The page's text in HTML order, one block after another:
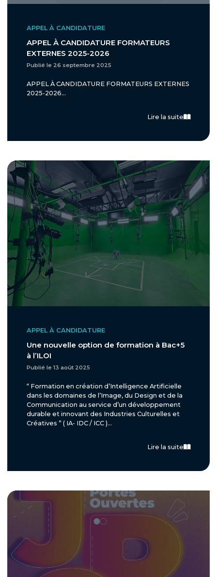
APPEL À CANDIDATURE
APPEL À CANDIDATURE FORMATEURS
EXTERNES 2025-2026
Publié le 26 septembre 2025
APPEL À CANDIDATURE FORMATEURS EXTERNES
2025-2026...
Lire la suite
APPEL À CANDIDATURE
Une nouvelle option de formation à Bac+5
à l’ILOI
Publié le 13 août 2025
“ Formation en création d’Intelligence Artificielle
dans les domaines de l’Image, du Design et de la
Communication au service d’un développement
durable et innovant des Industries Culturelles et
Créatives ” ( IA- IDC / ICC )...
Lire la suite